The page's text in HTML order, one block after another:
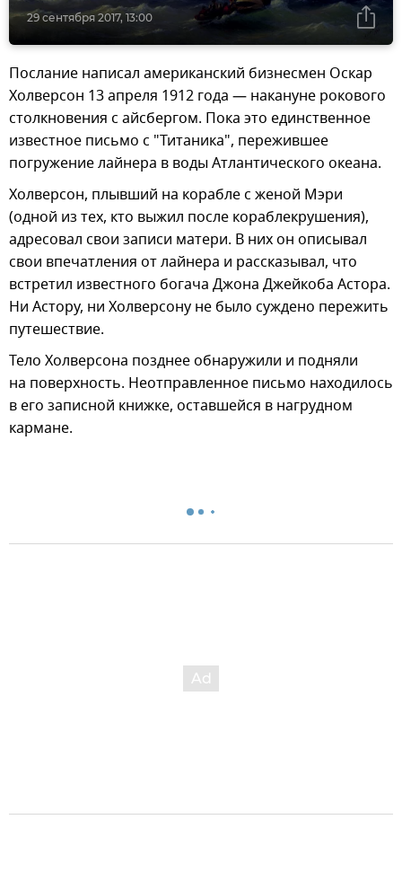
29 сентября 2017, 13:00
Послание написал американский бизнесмен Оскар
Холверсон 13 апреля 1912 года — накануне рокового
столкновения с айсбергом. Пока это единственное
известное письмо с "Титаника", пережившее
погружение лайнера в воды Атлантического океана.
Холверсон, плывший на корабле с женой Мэри
(одной из тех, кто выжил после кораблекрушения),
адресовал свои записи матери. В них он описывал
свои впечатления от лайнера и рассказывал, что
встретил известного богача Джона Джейкоба Астора.
Ни Астору, ни Холверсону не было суждено пережить
путешествие.
Тело Холверсона позднее обнаружили и подняли
на поверхность. Неотправленное письмо находилось
в его записной книжке, оставшейся в нагрудном
кармане.